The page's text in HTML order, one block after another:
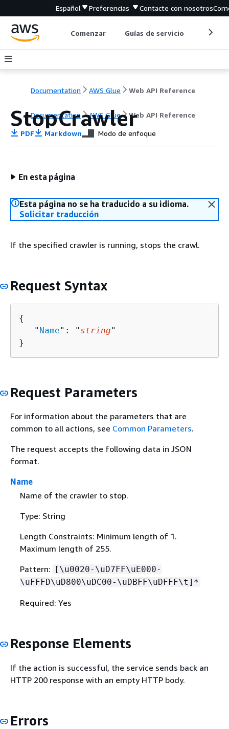
Español Preferencias Contacte con nosotros
Comenzar Guías de servicio
Documentation AWS Glue Web API Reference
Documentation AWS Glue Web API Reference
StopCrawler
PDF Markdown Modo de enfoque
En esta página
Esta página no se ha traducido a su idioma.
Solicitar traducción
If the specified crawler is running, stops the crawl.
Request Syntax
{
   "
Name": " string"
}
Request Parameters
For information about the parameters that are
common to all actions, see Common Parameters.
The request accepts the following data in JSON
format.
Name
Name of the crawler to stop.
Type: String
Length Constraints: Minimum length of 1.
Maximum length of 255.
Pattern: [\u0020-\uD7FF\uE000-
\uFFFD\uD800\uDC00-\uDBFF\uDFFF\t]*
Required: Yes
Response Elements
If the action is successful, the service sends back an
HTTP 200 response with an empty HTTP body.
Errors